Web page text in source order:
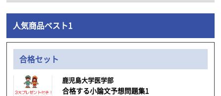
人気商品ベスト1
合格セット
鹿児島大学医学部
合格する小論文予想問題集1